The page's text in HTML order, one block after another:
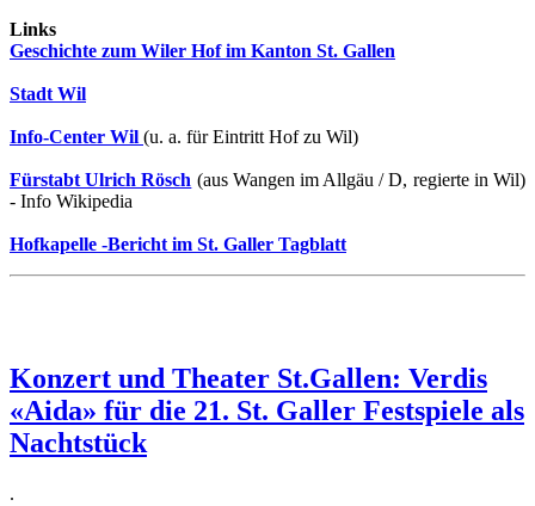
Links
Geschichte zum Wiler Hof im Kanton St. Gallen
Stadt Wil
Info-Center Wil (u. a. für Eintritt Hof zu Wil)
Fürstabt Ulrich Rösch (aus Wangen im Allgäu / D, regierte in Wil)
- Info Wikipedia
Hofkapelle -Bericht im St. Galler Tagblatt
Konzert und Theater St.Gallen: Verdis
«Aida» für die 21. St. Galler Festspiele als
Nachtstück
.